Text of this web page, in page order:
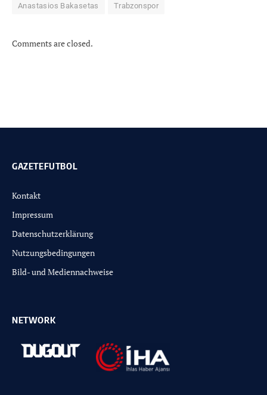
Anastasios Bakasetas Trabzonspor
Comments are closed.
GAZETEFUTBOL
Kontakt
Impressum
Datenschutzerklärung
Nutzungsbedingungen
Bild- und Mediennachweise
NETWORK